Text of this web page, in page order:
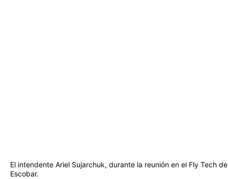
El intendente Ariel Sujarchuk, durante la reunión en el Fly Tech de
Escobar.